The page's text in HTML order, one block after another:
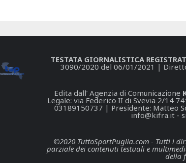
TESTATA GIORNALISTICA
3090/2020 del 06/01/2021 |
Edita dall' Agenzia di Comunicazione
Legale: via Federico II di Svevia 2/14
03189150737 | Presidente: Matteo
info@kifra.it -
©2020 TuttoSportPuglia.com - Tutti i
parziale dei contenuti testuali e
della